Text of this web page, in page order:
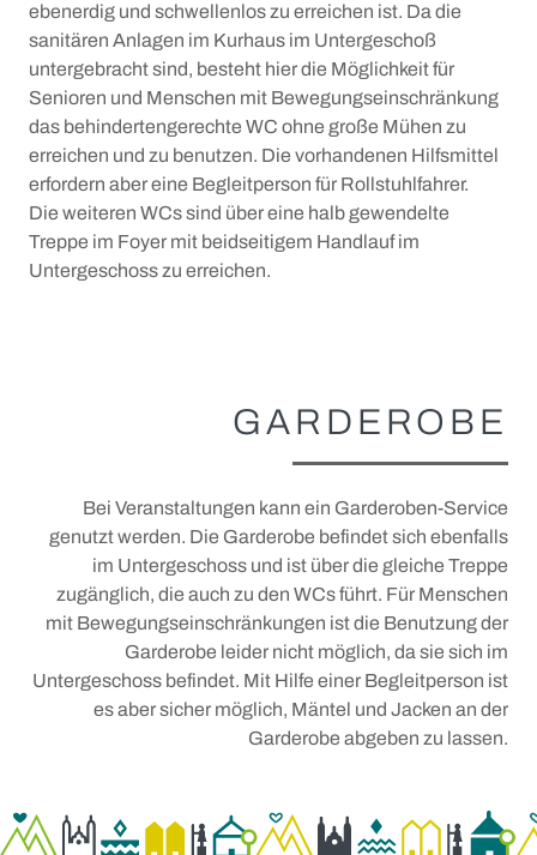
ebenerdig und schwellenlos zu erreichen ist. Da die
sanitären Anlagen im Kurhaus im Untergeschoß
untergebracht sind, besteht hier die Möglichkeit für
Senioren und Menschen mit Bewegungseinschränkung
das behindertengerechte WC ohne große Mühen zu
erreichen und zu benutzen. Die vorhandenen Hilfsmittel
erfordern aber eine Begleitperson für Rollstuhlfahrer.
Die weiteren WCs sind über eine halb gewendelte
Treppe im Foyer mit beidseitigem Handlauf im
Untergeschoss zu erreichen.
GARDEROBE
Bei Veranstaltungen kann ein Garderoben-Service
genutzt werden. Die Garderobe befindet sich ebenfalls
im Untergeschoss und ist über die gleiche Treppe
zugänglich, die auch zu den WCs führt. Für Menschen
mit Bewegungseinschränkungen ist die Benutzung der
Garderobe leider nicht möglich, da sie sich im
Untergeschoss befindet. Mit Hilfe einer Begleitperson ist
es aber sicher möglich, Mäntel und Jacken an der
Garderobe abgeben zu lassen.